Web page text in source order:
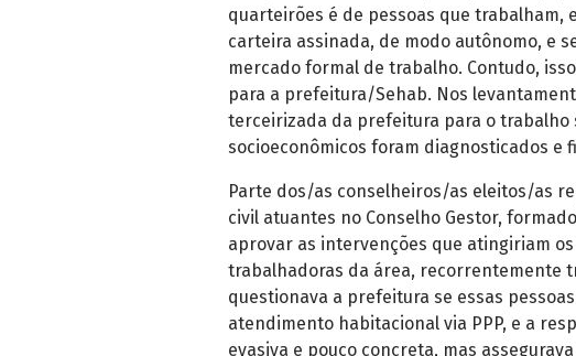
quarteirões é de pessoas que trabalham,
carteira assinada, de modo autônomo, e
mercado formal de trabalho. Contudo,
para a prefeitura/Sehab. Nos
terceirizada da prefeitura para o trabalho
socioeconômicos foram diagnosticados e
Parte dos/as conselheiros/as eleitos/as
civil atuantes no Conselho Gestor,
aprovar as intervenções que atingiriam
trabalhadoras da área, recorrentemente
questionava a prefeitura se essas
atendimento habitacional via PPP, e a
evasiva e pouco concreta, mas